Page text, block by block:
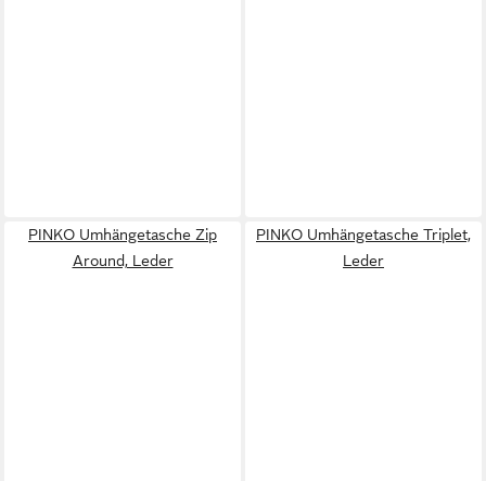
PINKO Umhängetasche Zip
Around, Leder
PINKO Umhängetasche Triplet,
Leder